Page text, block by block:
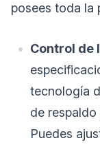
posees toda la
Control de
tecnología
de
Puedes